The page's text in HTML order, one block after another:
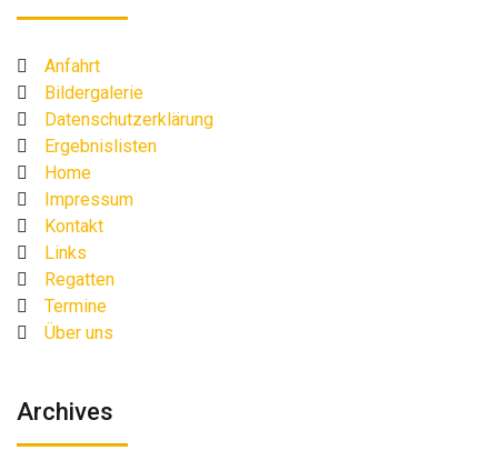
Anfahrt
Bildergalerie
Datenschutzerklärung
Ergebnislisten
Home
Impressum
Kontakt
Links
Regatten
Termine
Über uns
Archives